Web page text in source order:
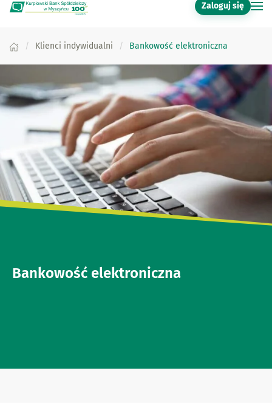
Zaloguj się
Klienci indywidualni Bankowość elektroniczna
Bankowość elektroniczna